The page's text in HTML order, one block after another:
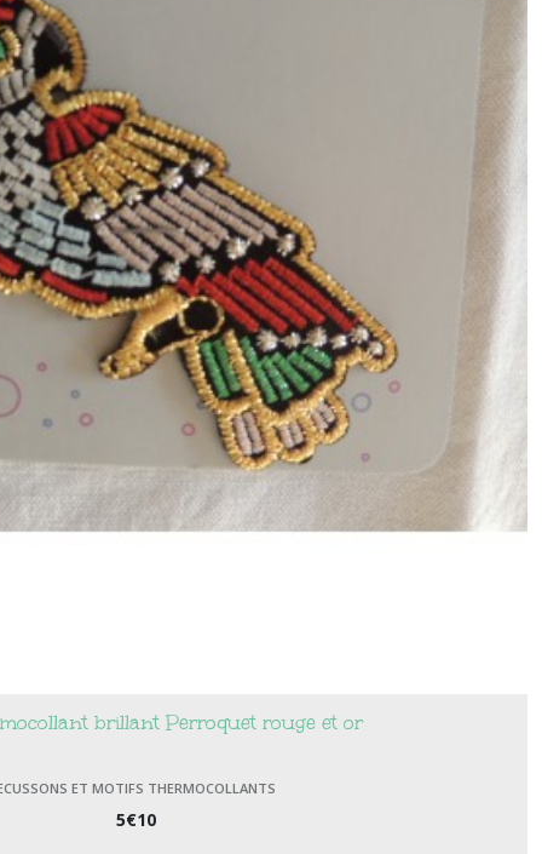
brillant Perroquet rouge et or
ET MOTIFS THERMOCOLLANTS
5€10